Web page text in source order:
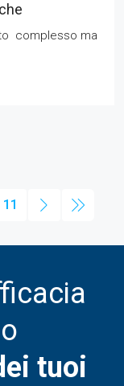
complesso ma
11
tuoi